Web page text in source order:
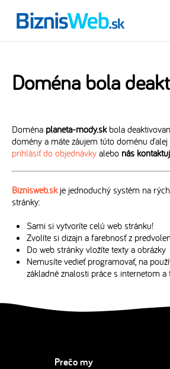
Doména bola
Doména planeta-mody.skbola
domény a máte záujem túto doménu ďalej
prihlásiť do objednávky alebo nás
Biznisweb.skje jednoduchý systém na
stránky:
Sami si vytvoríte celú web stránku!
Zvolíte si dizajn a farebnosť z
Do web stránky vložíte texty a obrázky
Nemusíte vedieť programovať, na
základné znalosti práce s internetom a
Prečo my